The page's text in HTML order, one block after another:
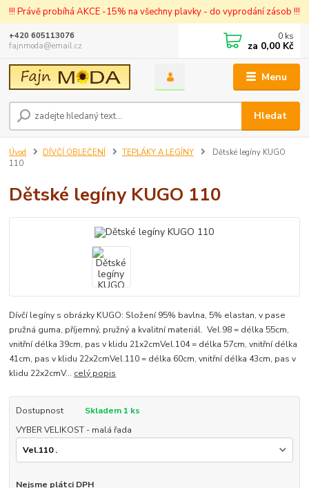
!!! Právě probíhá AKCE -15% na všechny plavky - do vyprodání zásob !!!
Menu
Hledat
+420 605113076
fajnmoda@email.cz
0 ks
za 0,00 Kč
Úvod DÍVČÍ OBLEČENÍ TEPLÁKY A LEGÍNY
Dětské legíny KUGO
110
Dětské legíny KUGO 110
Dívčí legíny s obrázky KUGO: Složení 95% bavlna, 5% elastan, v pase
pružná guma, příjemný, pružný a kvalitní materiál. Vel.98 = délka 55cm,
vnitřní délka 39cm, pas v klidu 21x2cmVel.104 = délka 57cm, vnitřní délka
41cm, pas v klidu 22x2cmVel.110 = délka 60cm, vnitřní délka 43cm, pas v
klidu 22x2cmV... celý popis
Dostupnost
Skladem 1 ks
VYBER VELIKOST - malá řada
Nejsme plátci DPH